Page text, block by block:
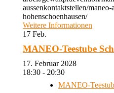
aussenkontaktstellen/
hohenschoenhausen/
Weitere Informationen
17 Feb.
MANEO-Teestube
17. Februar 2028
18:30 - 20:30
MANEO-